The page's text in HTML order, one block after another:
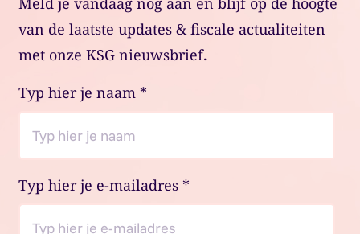
van de laatste updates & fiscale actualiteiten
met onze KSG nieuwsbrief.
Typ hier je naam *
Typ hier je e-mailadres *